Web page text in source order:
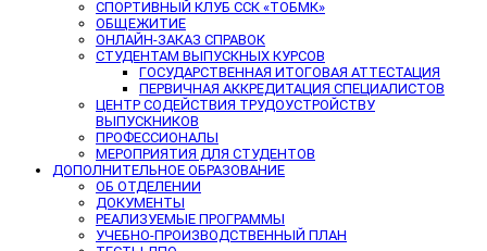
СПОРТИВНЫЙ КЛУБ ССК «ТОБМК»
ОБЩЕЖИТИЕ
ОНЛАЙН-ЗАКАЗ СПРАВОК
СТУДЕНТАМ ВЫПУСКНЫХ КУРСОВ
ГОСУДАРСТВЕННАЯ ИТОГОВАЯ АТТЕСТАЦИЯ
ПЕРВИЧНАЯ АККРЕДИТАЦИЯ СПЕЦИАЛИСТОВ
ЦЕНТР СОДЕЙСТВИЯ ТРУДОУСТРОЙСТВУ
ВЫПУСКНИКОВ
ПРОФЕССИОНАЛЫ
МЕРОПРИЯТИЯ ДЛЯ СТУДЕНТОВ
ДОПОЛНИТЕЛЬНОЕ ОБРАЗОВАНИЕ
ОБ ОТДЕЛЕНИИ
ДОКУМЕНТЫ
РЕАЛИЗУЕМЫЕ ПРОГРАММЫ
УЧЕБНО-ПРОИЗВОДСТВЕННЫЙ ПЛАН